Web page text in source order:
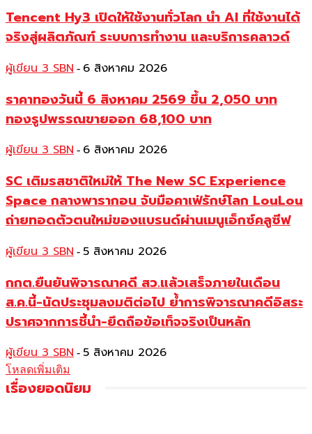
Tencent Hy3 เปิดให้ใช้งานทั่วโลก นำ AI ที่ใช้งานได้
จริงสู่ผลิตภัณฑ์ ระบบการทำงาน และบริการคลาวด์
ผู้เขียน 3 SBN - 6 สิงหาคม 2026
ราคาทองวันนี้ 6 สิงหาคม 2569 ขึ้น 2,050 บาท
ทองรูปพรรณขายออก 68,100 บาท
ผู้เขียน 3 SBN - 6 สิงหาคม 2026
SC เติมรสชาติใหม่ให้ The New SC Experience
Space กลางพารากอน จับมือคาเฟ่รักษ์โลก LouLou
ถ่ายทอดตัวตนใหม่ของแบรนด์ผ่านเมนูเอ็กซ์คลูซีฟ
ผู้เขียน 3 SBN - 5 สิงหาคม 2026
กกต.ยืนยันพิจารณาคดี สว.แล้วเสร็จภายในเดือน
ส.ค.นี้-นัดประชุมลงมติต่อไป ย้ำการพิจารณาคดีอิสระ
ปราศจากการชี้นำ-ยึดถือข้อเท็จจริงเป็นหลัก
ผู้เขียน 3 SBN - 5 สิงหาคม 2026
โหลดเพิ่มเติม
เรื่องยอดนิยม